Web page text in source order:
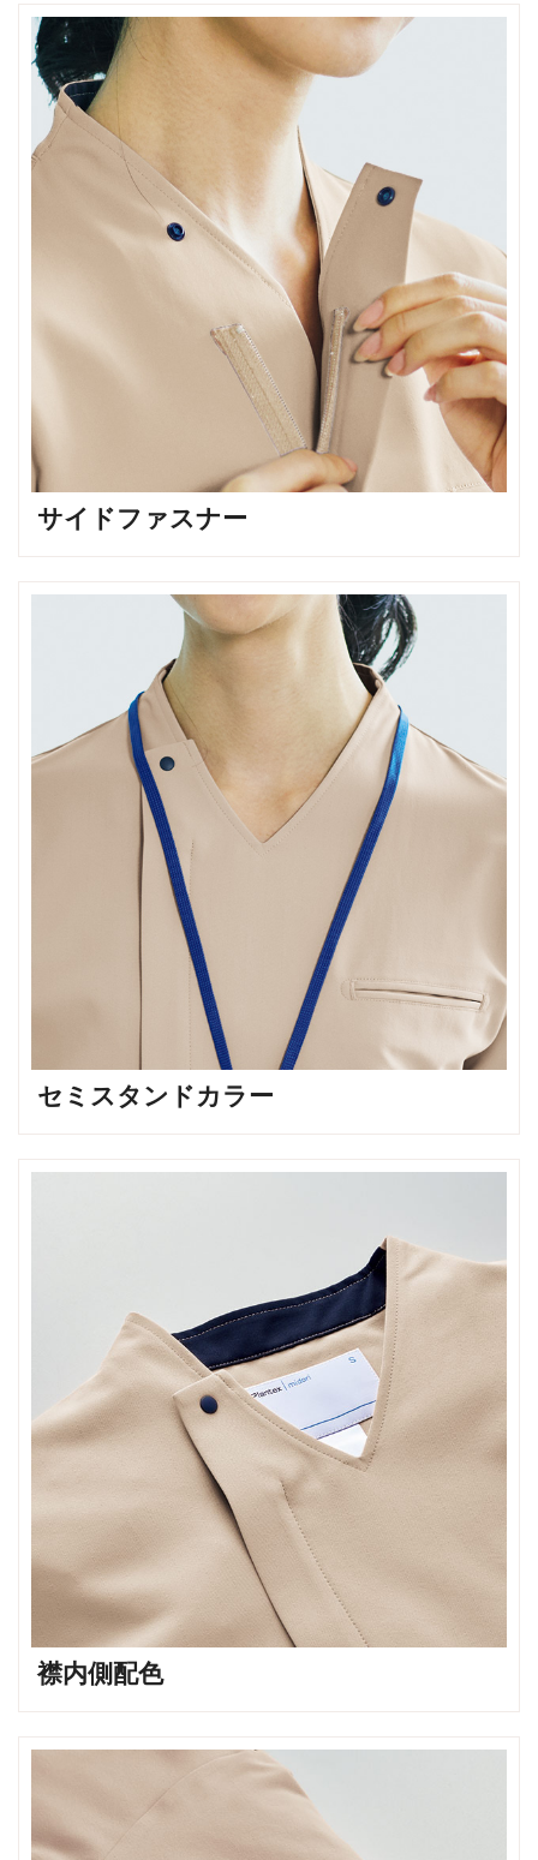
サイドファスナー
セミスタンドカラー
襟内側配色